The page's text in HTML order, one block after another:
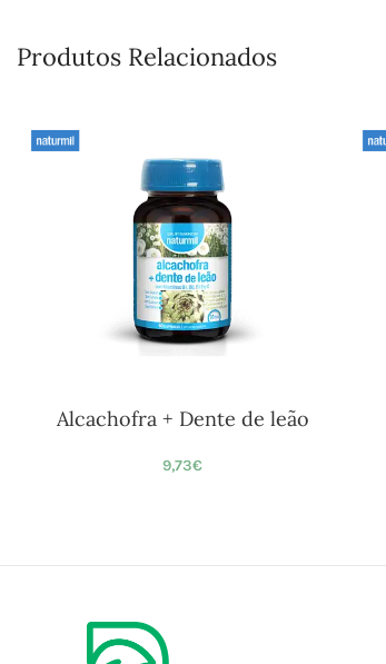
Produtos Relacionados
Alcachofra + Dente de leão
9,73€